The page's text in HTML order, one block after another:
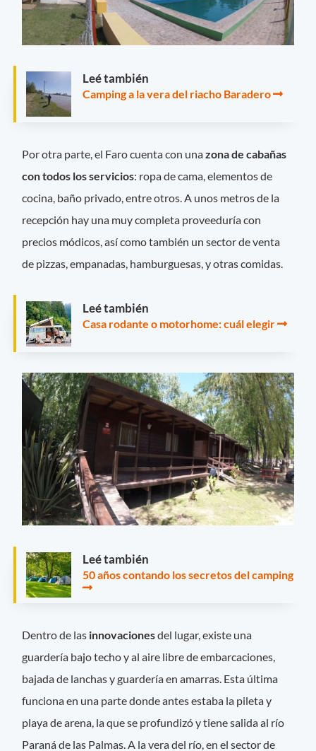
Leé también
Camping a la vera del riacho Baradero
Por otra parte, el Faro cuenta con unazona de cabañas
con todos los servicios: ropa de cama, elementos de
cocina, baño privado, entre otros. A unos metros de la
recepción hay una muy completa proveeduría con
precios módicos, así como también un sector de venta
de pizzas, empanadas, hamburguesas, y otras comidas.
Leé también
Casa rodante o motorhome: cuál elegir
Leé también
50 años contando los secretos del camping
Dentro de las innovacionesdel lugar, existe una
guardería bajo techo y al aire libre de embarcaciones,
bajada de lanchas y guardería en amarras. Esta última
funciona en una parte donde antes estaba la pileta y
playa de arena, la que se profundizó y tiene salida al río
Paraná de las Palmas. A la vera del río, en el sector de